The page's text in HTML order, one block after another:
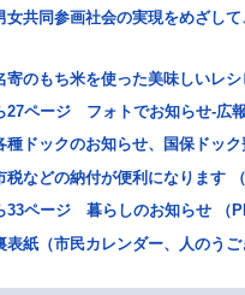
共同参画社会の実現をめざし
のもち米を使った美味しいレシ
27ページ フォトでお知らせ‐広報
ドックのお知らせ、国保ドック
などの納付が便利になります （
33ページ 暮らしのお知らせ （
紙（市民カレンダー、人のうご